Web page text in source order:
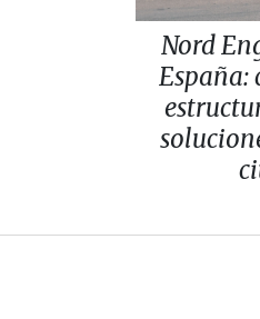
Nord
España: